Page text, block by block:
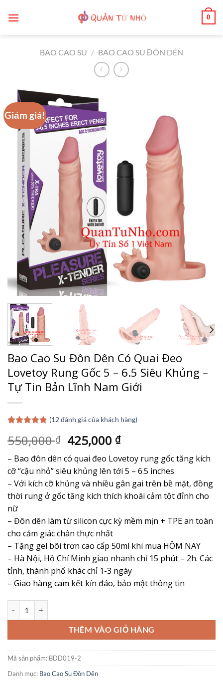
qua
0
BAO CAO SU / BAO CAO SU ĐÔN DÊN
Giảm giá!
Bao Cao Su Đôn Dên Có Quai Đeo
Lovetoy Rung Gốc 5 – 6.5 Siêu Khủng –
Tự Tin Bản Lĩnh Nam Giới
dựa trên
đánh giá
(12đánh giá của khách hàng)
550,000₫ Giá
gốc
là:
550,000 ₫.
425,000 ₫Giá
hiện
tại
là:
425,000 ₫.
– Bao đôn dên có quai đeo Lovetoy rung gốc tăng kích
cỡ “cậu nhỏ” siêu khủng lên tới 5 – 6.5 inches
– Với kích cỡ khủng và nhiều gân gai trên bề mặt, đồng
thời rung ở gốc tăng kích thích khoái cảm tột đỉnh cho
nữ
– Đôn dên làm từ silicon cực kỳ mềm mịn + TPE an toàn
cho cảm giác chân thực nhất
– Tặng gel bôi trơn cao cấp 50ml khi mua HÔM NAY
– Hà Nội, Hồ Chí Minh giao nhanh chỉ 15 phút – 2h. Các
tỉnh, thành phố khác chỉ 1-3 ngày
– Giao hàng cam kết kín đáo, bảo mật thông tin
THÊM VÀO GIỎ HÀNG
Mã sản phẩm: BDD019-2
Danh mục: Bao Cao Su Đôn Dên